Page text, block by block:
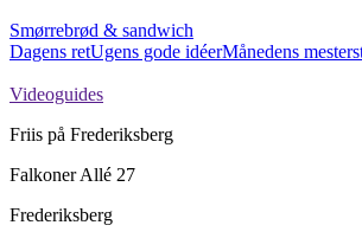
Smørrebrød & sandwich
Dagens retUgens gode idéerMånedens
Videoguides
Friis på Frederiksberg
Falkoner Allé 27
Frederiksberg